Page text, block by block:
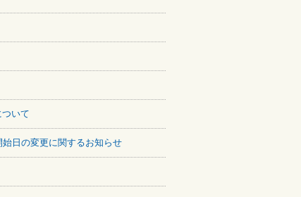
いて
日の変更に関するお知らせ